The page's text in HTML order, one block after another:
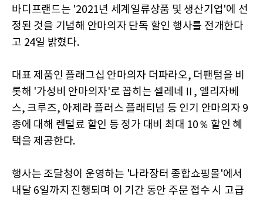
바디프랜드는 '2021년 세계일류상품 및 생산기업'에 선
정된 것을 기념해 안마의자 단독 할인 행사를 전개한다
고 24일 밝혔다.
대표 제품인 플래그십 안마의자 더파라오, 더팬텀을 비
롯해 '가성비 안마의자'로 꼽히는 셀레네Ⅱ, 엘리자베
스, 크루즈, 아제라 플러스 플래티넘 등 인기 안마의자 9
종에 대해 렌털료 할인 등 정가 대비 최대 10％ 할인 혜
택을 제공한다.
행사는 조달청이 운영하는 '나라장터 종합쇼핑몰'에서
내달 6일까지 진행되며 이 기간 동안 주문 접수 시 고급